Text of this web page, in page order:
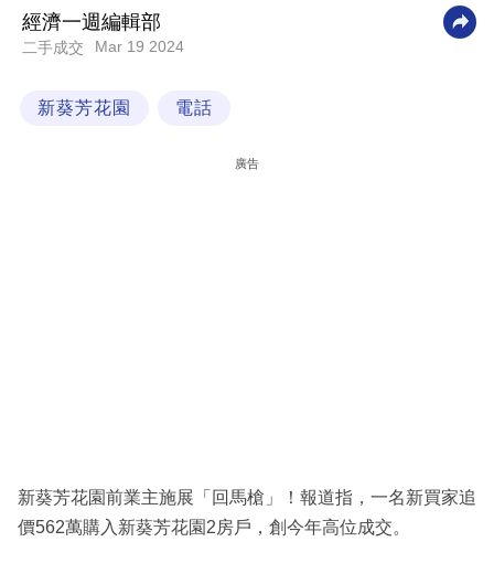
科
技
經濟一週編輯部
二手成交 Mar 19 2024
新葵芳花園 電話
廣告
新葵芳花園前業主施展「回馬槍」！報道指，一名新買家追
價562萬購入新葵芳花園2房戶，創今年高位成交。